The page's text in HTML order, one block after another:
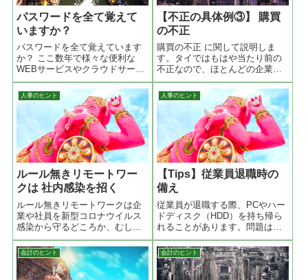
パスワードを全て覚えて
いますか？
パスワードを全て覚えています
か？ ここ数年で様々な便利な
WEBサービスやクラウドサービ
スが充実してきました。これら
には必ずユーザー名（アカウン
ト名）とパスワードを設定して
利用します。便利な反面リスク
が潜んでいることとその対策や
管理方法を説明します。全スタ
ッフのパスワードを管理する必
要があります。スタッフ任せは
高リスク。
【不正の具体例③】 購買
の不正
購買の不正 に関して説明しま
す。タイではもはや当たり前の
不正なので、ほとんどの企業で
対策を講じられていますが、そ
の抜け穴が完全に塞がれている
か。不正は現金だけではありま
せん。ベンツなどの超高級車を
担当者に「貸す」こともありま
す。不正は複雑化して発覚しに
くくなっています。どうやって
購買の不正を防ぐのかを考えて
いきます。
人事のヒント
ルール無きリモートワー
クは 社内感染を招く
ルール無きリモートワークは企
業や社員を新型コロナウイルス
感染から守るどころか、むしろ
社内感染を招く 。リモートワー
クには通勤時間が存在しませ
ん。通勤で疲れることもありま
せん。時間と体力が余ります。
人事のヒント
【Tips】従業員退職時の
備え
従業員が退職する際、PCやハー
ドディスク（HDD）を持ち帰ら
れることがあります。問題は備
品の持ち逃げよりも、情報やパ
スワードの漏洩です。 このよう
なことが起こらないように、退
職時のマニュアルをしっかりと
会計のヒント 会計のヒント